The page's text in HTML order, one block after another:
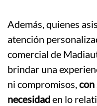
Además, quienes
atención
comercial de
brindar una
ni compromisos,con
necesidaden lo